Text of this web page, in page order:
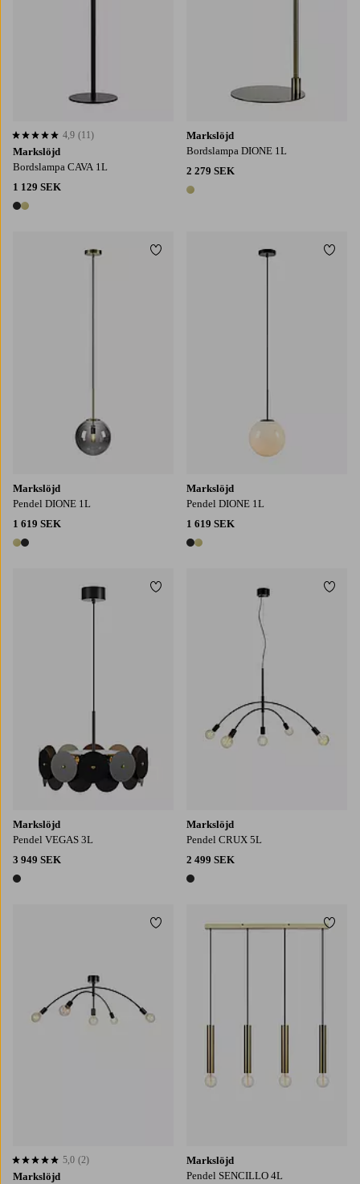
Markslöjd
Bordslampa CAVA 1L
1 129 SEK
2 färger
4,9 baserat på 11 st betyg
4,9 (11)
Markslöjd
Bordslampa DIONE 1L
2 279 SEK
1 färg
Markslöjd
Pendel DIONE 1L
1 619 SEK
2 färger
Lägg till i favoriter
Markslöjd
Pendel DIONE 1L
1 619 SEK
2 färger
Markslöjd
Pendel VEGAS 3L
3 949 SEK
1 färg
Lägg till i favoriter
Markslöjd
Pendel CRUX 5L
2 499 SEK
1 färg
Markslöjd
5,0 baserat på 2 st betyg
5,0 (2)
Lägg till i favoriter
Markslöjd
Pendel SENCILLO 4L